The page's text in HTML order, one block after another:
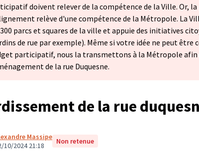
doivent relever de la compétence de la Ville. Or,
relève d'une compétence de la Métropole. La
parcs et squares de la ville et appuie des initiatives
de rue par exemple). Même si votre idée ne peut être
participatif, nous la transmettons à la Métropole
de la rue Duquesne.
de la rue
Massipe
10/2024 21:18
Non retenue